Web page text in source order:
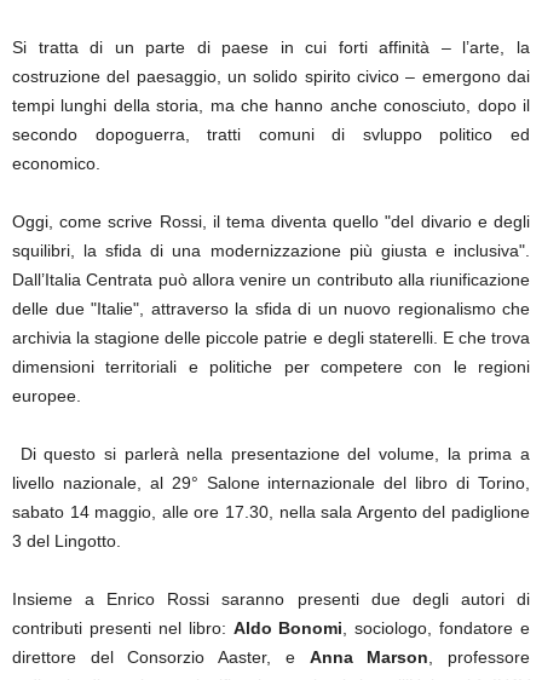
Si tratta di un parte di paese in cui forti affinità – l’arte, la
costruzione del paesaggio, un solido spirito civico – emergono dai
tempi lunghi della storia, ma che hanno anche conosciuto, dopo il
secondo dopoguerra, tratti comuni di svluppo politico ed
economico.
Oggi, come scrive Rossi, il tema diventa quello "del divario e degli
squilibri, la sfida di una modernizzazione più giusta e inclusiva".
Dall’Italia Centrata può allora venire un contributo alla riunificazione
delle due "Italie", attraverso la sfida di un nuovo regionalismo che
archivia la stagione delle piccole patrie e degli staterelli. E che trova
dimensioni territoriali e politiche per competere con le regioni
europee.
Di questo si parlerà nella presentazione del volume, la prima a
livello nazionale, al 29° Salone internazionale del libro di Torino,
sabato 14 maggio, alle ore 17.30, nella sala Argento del padiglione
3 del Lingotto.
Insieme a Enrico Rossi saranno presenti due degli autori di
contributi presenti nel libro: Aldo Bonomi , sociologo, fondatore e
direttore del Consorzio Aaster, e Anna Marson , professore